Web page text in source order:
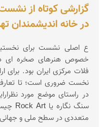
گزارشی کوتاه از
در خانه اندیشمندان
ع اصلی نشست برای
خصوص هنرهای صخره ای
فلات مرکزی ایران بود. برای
نخست ضروری است؛ تا تعارف
در راستای موضع مورد
متعددی در سطح ملی و جهانی